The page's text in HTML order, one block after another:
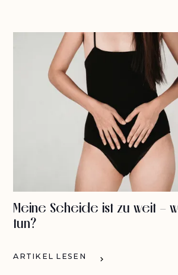
Meine Scheide ist zu weit –
tun?
ARTIKEL LESEN